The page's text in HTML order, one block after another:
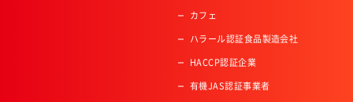
カフェ
ハラール認証食品製造会社
HACCP認証企業
有機JAS認証事業者